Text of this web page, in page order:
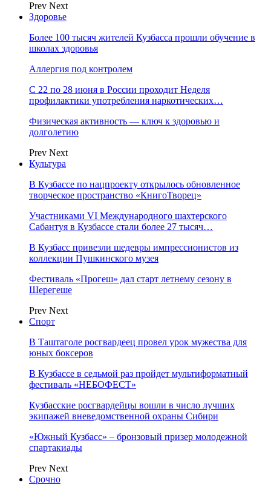
Prev Next
Здоровье
Более 100 тысяч жителей Кузбасса прошли обучение в
школах здоровья
Аллергия под контролем
С 22 по 28 июня в России проходит Неделя
профилактики употребления наркотических…
Физическая активность — ключ к здоровью и
долголетию
Prev Next
Культура
В Кузбассе по нацпроекту открылось обновленное
творческое пространство «КнигоТворец»
Участниками VI Международного шахтерского
Сабантуя в Кузбассе стали более 27 тысяч…
В Кузбасс привезли шедевры импрессионистов из
коллекции Пушкинского музея
Фестиваль «Прогеш» дал старт летнему сезону в
Шерегеше
Prev Next
Спорт
В Таштаголе росгвардеец провел урок мужества для
юных боксеров
В Кузбассе в седьмой раз пройдет мультиформатный
фестиваль «НЕБОФЕСТ»
Кузбасские росгвардейцы вошли в число лучших
экипажей вневедомственной охраны Сибири
«Южный Кузбасс» – бронзовый призер молодежной
спартакиады
Prev Next
Срочно